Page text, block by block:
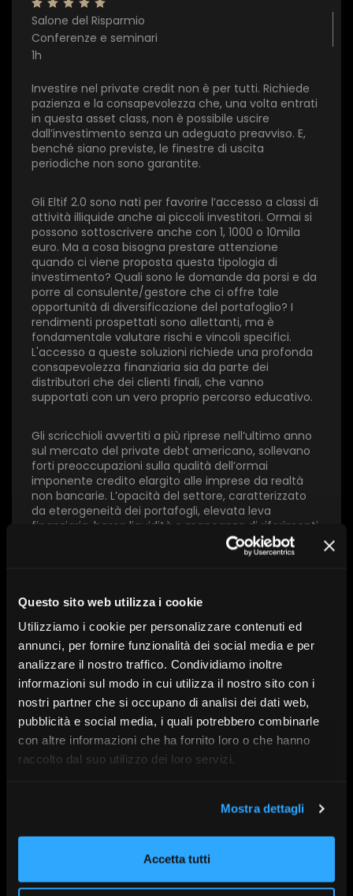
Questo sito web utilizza i cookie
Utilizziamo i cookie per personalizzare contenuti ed
annunci, per fornire funzionalità dei social media e per
analizzare il nostro traffico. Condividiamo inoltre
informazioni sul modo in cui utilizza il nostro sito con i
nostri partner che si occupano di analisi dei dati web,
pubblicità e social media, i quali potrebbero combinarle
con altre informazioni che ha fornito loro o che hanno
raccolto dal suo utilizzo dei loro servizi.
Mostra dettagli
Accetta tutti
Salone del Risparmio
Conferenze e seminari
1h
Investire nel private credit non è per tutti. Richiede
pazienza e la consapevolezza che, una volta entrati
in questa asset class, non è possibile uscire
dall’investimento senza un adeguato preavviso. E,
benché siano previste, le finestre di uscita
periodiche non sono garantite.
Gli Eltif 2.0 sono nati per favorire l’accesso a classi di
attività illiquide anche ai piccoli investitori. Ormai si
possono sottoscrivere anche con 1, 1000 o 10mila
euro. Ma a cosa bisogna prestare attenzione
quando ci viene proposta questa tipologia di
investimento? Quali sono le domande da porsi e da
porre al consulente/gestore che ci offre tale
opportunità di diversificazione del portafoglio? I
rendimenti prospettati sono allettanti, ma è
fondamentale valutare rischi e vincoli specifici.
L'accesso a queste soluzioni richiede una profonda
consapevolezza finanziaria sia da parte dei
distributori che dei clienti finali, che vanno
supportati con un vero proprio percorso educativo.
Gli scricchioli avvertiti a più riprese nell’ultimo anno
sul mercato del private debt americano, sollevano
forti preoccupazioni sulla qualità dell’ormai
imponente credito elargito alle imprese da realtà
non bancarie. L’opacità del settore, caratterizzato
da eterogeneità dei portafogli, elevata leva
finanziaria, bassa liquidità e mancanza di riferimenti
di mercato univoci per valutarne la redditività,
complica la valutazione dell’investimento. Quali
settore per riconquistare la fiducia dei mercati e
l'economia reale?
Con l’intervento di:Giovanna Frati, Nicolò Miscioscia,
Andrea Pescatori, Vitaliano D'Angerio, Lucilla
Incorvati
Data:7 Maggio alle 10:45
×
5 stars
4 stars
3 stars
2 stars
1 star